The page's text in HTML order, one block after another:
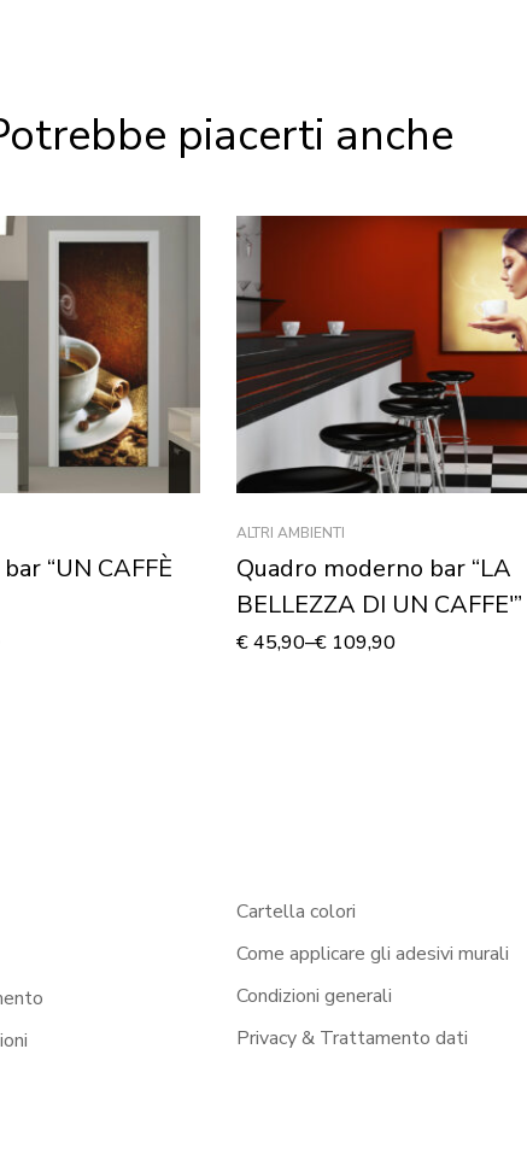
piacerti anche
“UN CAFFÈ
ALTRI AMBIENTI
Quadro moderno bar “LA
BELLEZZA DI UN CAFFE'”
€45,90–€ 109,90
Cartella colori
Come applicare gli adesivi murali
Condizioni generali
Privacy & Trattamento dati